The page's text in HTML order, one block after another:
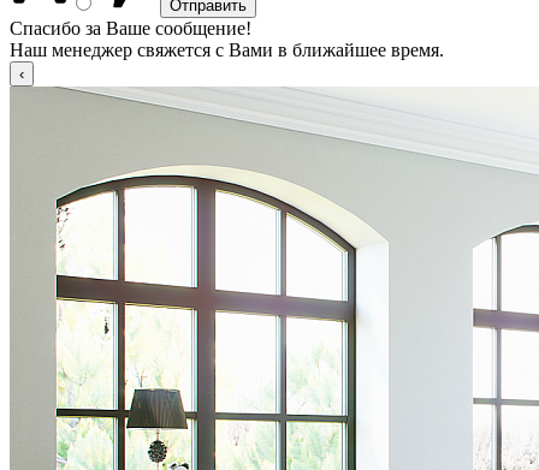
Спасибо за Ваше сообщение!
Наш менеджер свяжется с Вами в ближайшее время.